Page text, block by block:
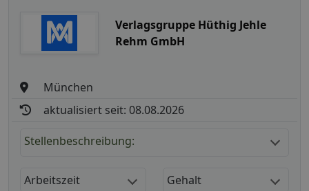
Verlagsgruppe Hüthig Jehle
Rehm GmbH
München
aktualisiert seit: 08.08.2026
Stellenbeschreibung:
Arbeitszeit Gehalt